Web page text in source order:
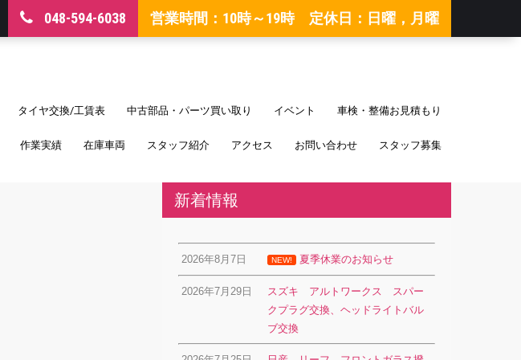
048-594-6038 営業時間：10時～19時 定休日：日曜，月曜
タイヤ交換/工賃表 中古部品・パーツ買い取り イベント 車検・整備お見積もり
作業実績 在庫車両 スタッフ紹介 アクセス お問い合わせ スタッフ募集
新着情報
2026年8月7日 NEW! 夏季休業のお知らせ
2026年7月29日
スズキ アルトワークス スパー
クプラグ交換、ヘッドライトバル
ブ交換